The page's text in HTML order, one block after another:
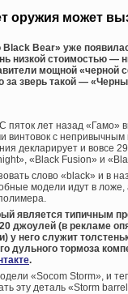
оружия может
Bear» уже
низкой стоимостью
мощной «черной
за зверь такой —
пяток лет назад
винтовок с
декларирует и вовсе
«Black Fusion» и
слово «black» и в
модели идут в
является типичным
джоулей (в рекламе
него служит
дульного тормоза
.
«Socom Storm», и
эту деталь «Storm